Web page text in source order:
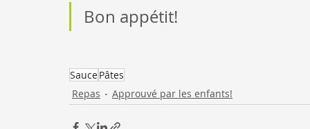
Bon appétit!
SaucePâtes
Repas
Approuvé par les enfants!